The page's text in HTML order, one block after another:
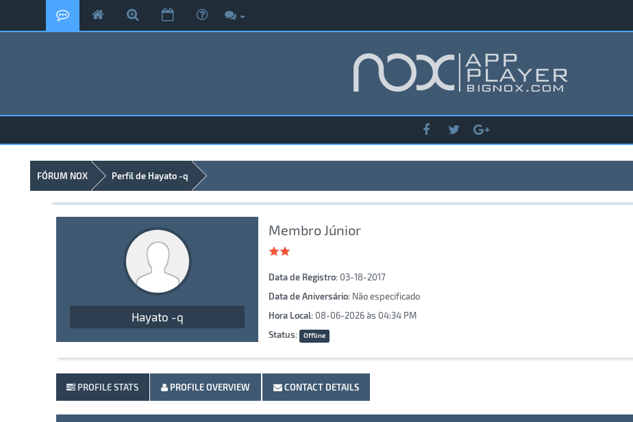
FÓRUM NOX Perfil de Hayato -q
Hayato -q
Membro Júnior
Data de Registro:03-18-2017
Data de Aniversário: Não especificado
Hora Local:08-06-2026 às 04:34 PM
Status:
Offline
PROFILE STATS PROFILE OVERVIEW CONTACT DETAILS